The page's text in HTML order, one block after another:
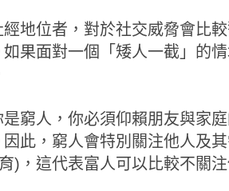
地位者，對於社交威脅會比
果面對一個「矮人一截」的
窮人，你必須仰賴朋友與家
此，窮人會特別關注他人及
)，這代表富人可以比較不關